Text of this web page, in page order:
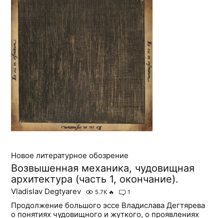
Новое литературное обозрение
Возвышенная механика, чудовищная
архитектура (часть 1, окончание).
Vladislav Degtyarev 5.7K 🔥 1
Продолжение большого эссе Владислава Дегтярева
о понятиях чудовищного и жуткого, о проявлениях